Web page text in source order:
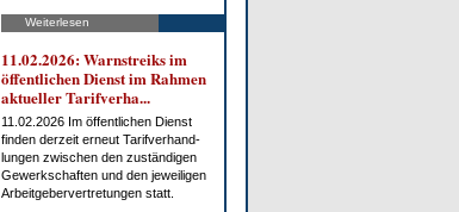
Weiterlesen
11.02.2026: Warn­streiks im
öf­fent­li­chen Dienst im Rah­men
ak­tu­el­ler Ta­rif­ver­ha...
11.02.2026 Im öf­fent­li­chen Dienst
fin­den der­zeit er­neut Ta­rif­ver­hand­
lun­gen zwi­schen den zu­stän­di­gen
Ge­werk­schaf­ten und den je­wei­li­gen
Ar­beit­ge­ber­ver­tre­tun­gen statt.